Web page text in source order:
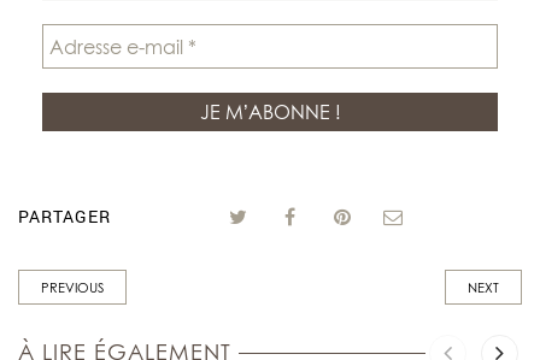
PARTAGER
PREVIOUS NEXT
À LIRE ÉGALEMENT